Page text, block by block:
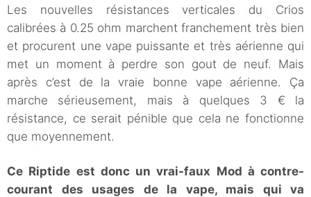
Les nouvelles résistances verticales du Crios
calibrées à 0.25 ohm marchent franchement très bien
et procurent une vape puissante et très aérienne qui
met un moment à perdre son gout de neuf. Mais
après c’est de la vraie bonne vape aérienne. Ça
marche sérieusement, mais à quelques 3 € la
résistance, ce serait pénible que cela ne fonctionne
que moyennement.
Ce Riptide est donc un vrai-faux Mod à contre-
courant des usages de la vape, mais qui va